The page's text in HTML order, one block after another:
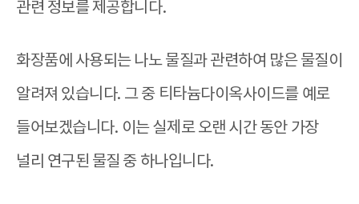
관련 정보를 제공합니다.
화장품에 사용되는 나노 물질과 관련하여 많은 물질이
알려져 있습니다. 그 중 티타늄다이옥사이드를 예로
들어보겠습니다. 이는 실제로 오랜 시간 동안 가장
널리 연구된 물질 중 하나입니다.